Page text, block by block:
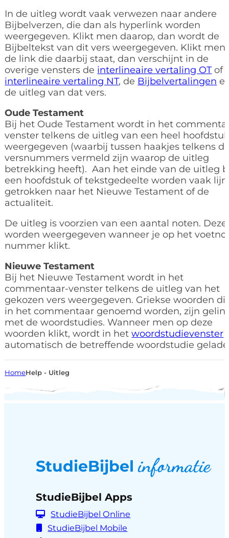
In de uitleg wordt vaak verwezen naar andere
Bijbelverzen, die dan als hyperlink worden
weergegeven. Klikt men daarop, dan wordt de
Bijbeltekst van dit vers weergegeven. Klikt men
de link die daarbij staat, dan verschijnt in de
overige vensters de interlineaire vertaling OTof
interlineaire vertaling NT, de Bijbelvertalingen
de uitleg van dat vers.
Oude Testament
Bij het Oude Testament wordt in het
venster telkens de uitleg van een heel
weergegeven (waarbij tussen haakjes telkens
versnummers vermeld zijn waarop de uitleg
betrekking heeft). Aan het einde van de uitleg
een hoofdstuk of tekstgedeelte worden vaak
getrokken naar het Nieuwe Testament of de
actualiteit.
De uitleg is voorzien van een aantal noten. Deze
worden weergegeven wanneer je op het
nummer klikt.
Nieuwe Testament
Bij het Nieuwe Testament wordt in het
commentaar-venster telkens de uitleg van het
gekozen vers weergegeven. Griekse woorden
in het commentaar genoemd worden, zijn
met de woordstudies. Wanneer men op deze
woorden klikt, wordt in hetwoordstudievenster
automatisch de betreffende woordstudie
HomeHelp - Uitleg
StudieBijbelinformatie
StudieBijbel Apps
StudieBijbel Online
StudieBijbel Mobile